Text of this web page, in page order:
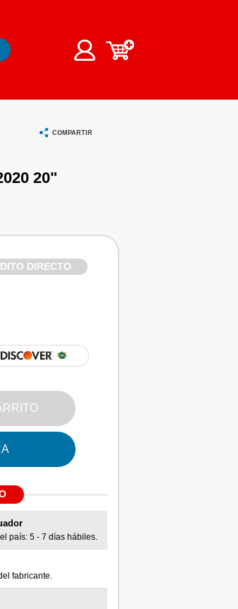
COMPARTIR
20"
DIRECTO
país: 5 - 7 días hábiles.
fabricante.